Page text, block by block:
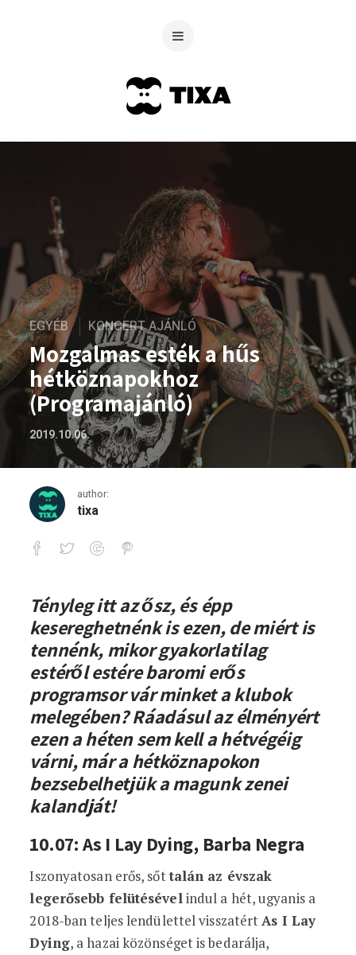
EGYÉB KONCERT AJÁNLÓ
Mozgalmas esték a hűs
hétköznapokhoz
(Programajánló)
2019.10.06.
author:
tixa
Mozgalmas esték a hűs
Tényleg itt az ősz, és épp
kesereghetnénk is ezen, de miért is
tennénk, mikor gyakorlatilag
estéről estére baromi erős
programsor vár minket a klubok
melegében? Ráadásul az élményért
ezen a héten sem kell a hétvégéig
várni, már a hétköznapokon
bezsebelhetjük a magunk zenei
kalandját!
10.07: As I Lay Dying, Barba Negra
Iszonyatosan erős, sőttalán az évszak
legerősebb felütésévelindul a hét, ugyanis a
2018-ban teljes lendülettel visszatértAs I Lay
Dying, a hazai közönséget is bedarálja,